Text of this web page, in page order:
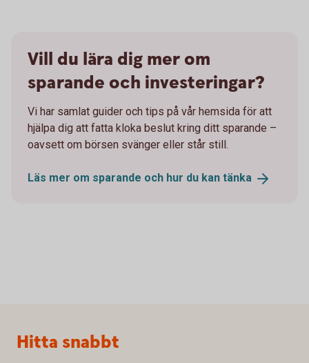
Vill du lära dig mer om
sparande och investeringar?
Vi har samlat guider och tips på vår hemsida för att
hjälpa dig att fatta kloka beslut kring ditt sparande –
oavsett om börsen svänger eller står still.
Läs mer om sparande och hur du kan tänka
Sidfot
Hitta snabbt